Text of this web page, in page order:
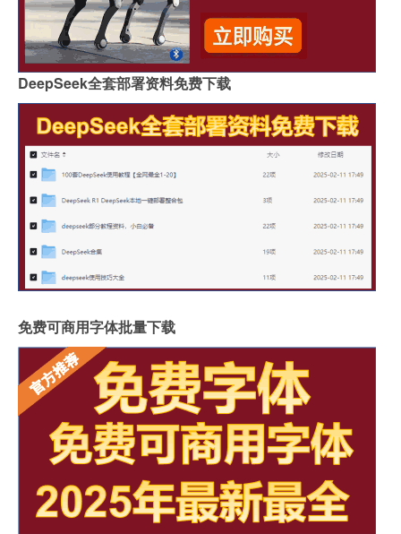
DeepSeek全套部署资料免费下载
免费可商用字体批量下载